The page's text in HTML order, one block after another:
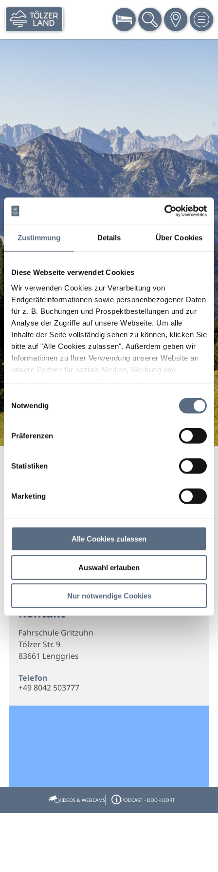
Zustimmung Details Über Cookies
Diese Webseite verwendet Cookies
Wir verwenden Cookies zur Verarbeitung von
Endgeräteinformationen sowie personenbezogener Daten
für z. B. Buchungen und Prospektbestellungen und zur
Analyse der Zugriffe auf unsere Webseite. Um alle
Inhalte der Seite vollständig sehen zu können, klicken Sie
bitte auf "Alle Cookies zulassen". Außerdem geben wir
Informationen zu Ihrer Verwendung unserer Website an
unsere Partner für soziale Medien, Werbung und
zusammen, die Sie ihnen bereitgestellt haben oder die
sie im Rahmen Ihrer Nutzung der Dienste gesammelt
Einwilligungsauswahl
Notwendig
Präferenzen
Statistiken
Marketing
Alle Cookies zulassen
Auswahl erlauben
Nur notwendige Cookies
BUCHEN SUCHE KARTE MENÜ
Kontakt
Fahrschule Gritzuhn
Tölzer Str. 9
83661 Lenggries
Telefon
+49 8042 503777
VIDEOS & WEBCAMS PODCAST - DOCH DORT